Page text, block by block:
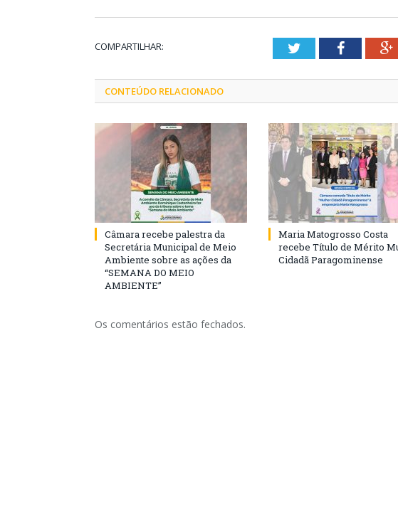
COMPARTILHAR: TwitterFacebook
CONTEÚDO RELACIONADO
Câmara recebe palestra da
Secretária Municipal de Meio
Ambiente sobre as ações da
“SEMANA DO MEIO
AMBIENTE”
Maria Matogrosso Costa
recebe Título de Mérito
Cidadã Paragominense
Os comentários estão fechados.